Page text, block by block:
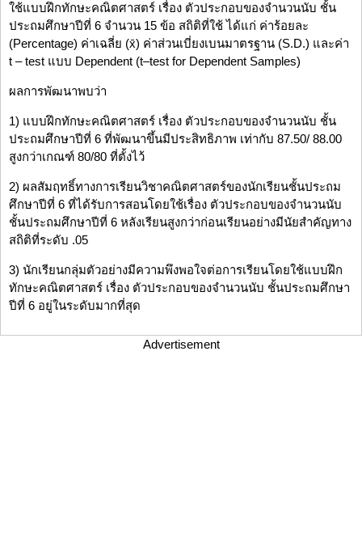
ใช้แบบฝึกทักษะคณิตศาสตร์ เรื่อง ตัวประกอบของจำนวนนับ ชั้น
ประถมศึกษาปีที่ 6 จำนวน 15 ข้อ สถิติที่ใช้ ได้แก่ ค่าร้อยละ
(Percentage) ค่าเฉลี่ย (x̄) ค่าส่วนเบี่ยงเบนมาตรฐาน (S.D.) และค่า
t – test แบบ Dependent (t–test for Dependent Samples)
ผลการพัฒนาพบว่า
1) แบบฝึกทักษะคณิตศาสตร์ เรื่อง ตัวประกอบของจำนวนนับ ชั้น
ประถมศึกษาปีที่ 6 ที่พัฒนาขึ้นมีประสิทธิภาพ เท่ากับ 87.50/ 88.00
สูงกว่าเกณฑ์ 80/80 ที่ตั้งไว้
2) ผลสัมฤทธิ์ทางการเรียนวิชาคณิตศาสตร์ของนักเรียนชั้นประถม
ศึกษาปีที่ 6 ที่ได้รับการสอนโดยใช้เรื่อง ตัวประกอบของจำนวนนับ
ชั้นประถมศึกษาปีที่ 6 หลังเรียนสูงกว่าก่อนเรียนอย่างมีนัยสำคัญทาง
สถิติที่ระดับ .05
3) นักเรียนกลุ่มตัวอย่างมีความพึงพอใจต่อการเรียนโดยใช้แบบฝึก
ทักษะคณิตศาสตร์ เรื่อง ตัวประกอบของจำนวนนับ ชั้นประถมศึกษา
ปีที่ 6 อยู่ในระดับมากที่สุด
Advertisement